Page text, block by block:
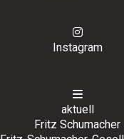
Instagram
aktuell
Fritz Schumacher